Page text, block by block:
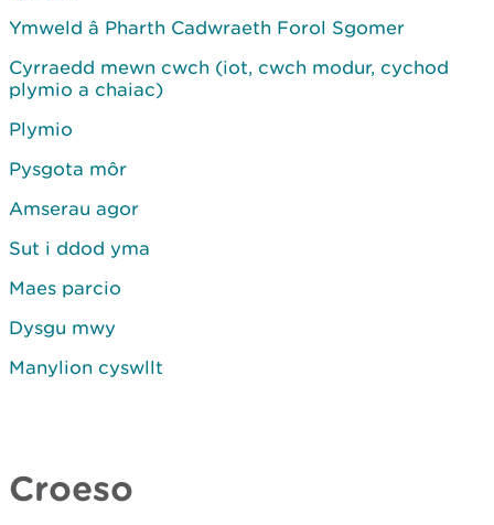
Ymweld â Pharth Cadwraeth Forol Sgomer
Cyrraedd mewn cwch (iot, cwch modur, cychod
plymio a chaiac)
Plymio
Pysgota môr
Amserau agor
Sut i ddod yma
Maes parcio
Dysgu mwy
Manylion cyswllt
Croeso